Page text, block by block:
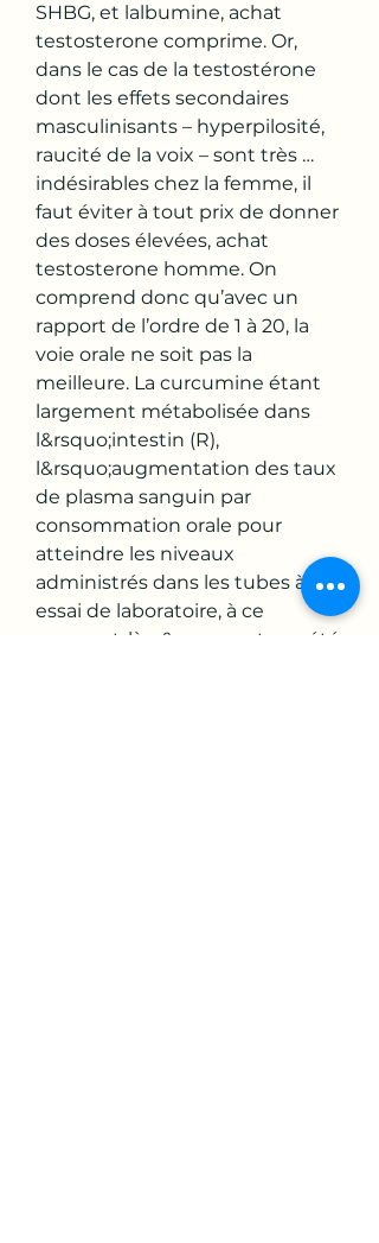
SHBG, et lalbumine, achat
testosterone comprime. Or,
dans le cas de la testostérone
dont les effets secondaires
masculinisants – hyperpilosité,
raucité de la voix – sont très …
indésirables chez la femme, il
faut éviter à tout prix de donner
des doses élevées, achat
testosterone homme. On
comprend donc qu’avec un
rapport de l’ordre de 1 à 20, la
voie orale ne soit pas la
meilleure. La curcumine étant
largement métabolisée dans
l&rsquo;intestin (R),
l&rsquo;augmentation des taux
de plasma sanguin par
consommation orale pour
atteindre les niveaux
administrés dans les tubes à
essai de laboratoire, à ce
moment-là n&rsquo;ont pas été